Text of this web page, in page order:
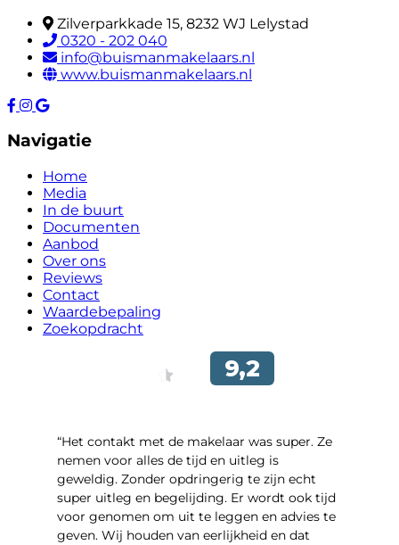
Zilverparkkade 15, 8232 WJ Lelystad
0320 - 202 040
info@buismanmakelaars.nl
www.buismanmakelaars.nl
Navigatie
Home
Media
In de buurt
Documenten
Aanbod
Over ons
Reviews
Contact
Waardebepaling
Zoekopdracht
“Het contakt met de makelaar was super. Ze
nemen voor alles de tijd en uitleg is
geweldig. Zonder opdringerig te zijn echt
super uitleg en begelijding. Er wordt ook tijd
voor genomen om uit te leggen en advies te
geven. Wij houden van eerlijkheid en dat